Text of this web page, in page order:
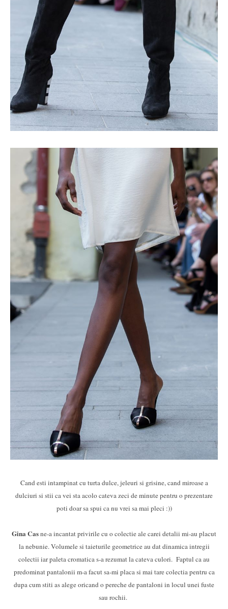
Cand esti intampinat cu turta dulce, jeleuri si grisine, cand miroase a
dulciuri si stii ca vei sta acolo cateva zeci de minute pentru o prezentare
poti doar sa spui ca nu vrei sa mai pleci :))
Gina Casne-a incantat privirile cu o colectie ale carei detalii mi-au placut
la nebunie. Volumele si taieturile geometrice au dat dinamica intregii
colectii iar paleta cromatica s-a rezumat la cateva culori. Faptul ca au
predominat pantalonii m-a facut sa-mi placa si mai tare colectia pentru ca
dupa cum stiti as alege oricand o pereche de pantaloni in locul unei fuste
sau rochii.